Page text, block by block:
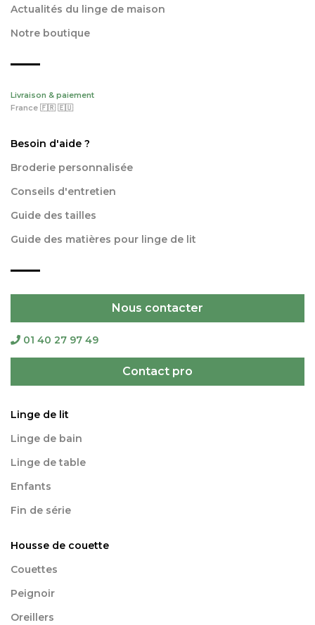
Actualités du linge de maison
Notre boutique
Livraison & paiement
France 🇫🇷 🇪🇺
Besoin d'aide ?
Broderie personnalisée
Conseils d'entretien
Guide des tailles
Guide des matières pour linge de lit
Nous contacter
01 40 27 97 49
Contact pro
Linge de lit
Linge de bain
Linge de table
Enfants
Fin de série
Housse de couette
Couettes
Peignoir
Oreillers